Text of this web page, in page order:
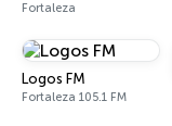
Fortaleza
Logos FM
Fortaleza 105.1 FM